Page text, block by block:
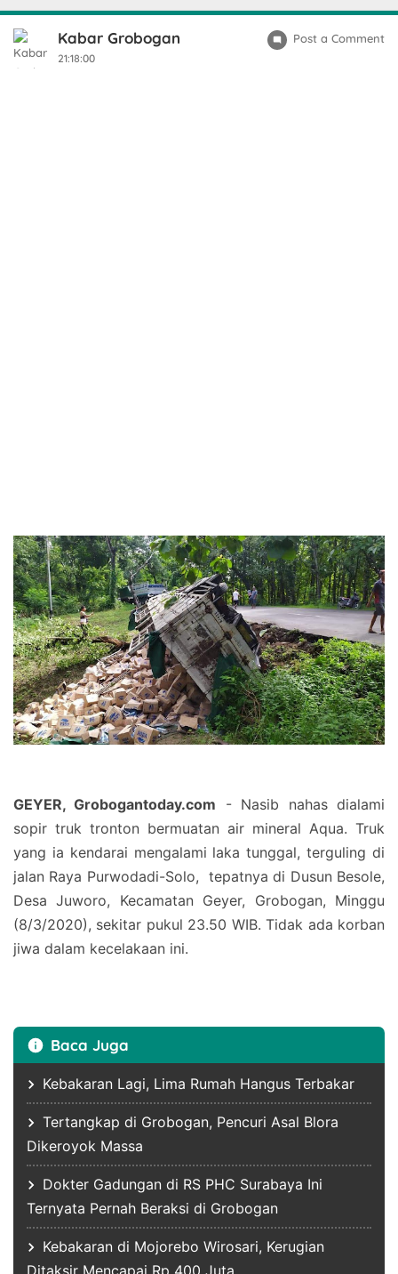
Kabar Grobogan
21:18:00
Post a Comment
GEYER, Grobogantoday.com - Nasib nahas dialami
sopir truk tronton bermuatan air mineral Aqua. Truk
yang ia kendarai mengalami laka tunggal, terguling di
jalan Raya Purwodadi-Solo, tepatnya di Dusun Besole,
Desa Juworo, Kecamatan Geyer, Grobogan, Minggu
(8/3/2020), sekitar pukul 23.50 WIB. Tidak ada korban
jiwa dalam kecelakaan ini.
Baca Juga
Kebakaran Lagi, Lima Rumah Hangus Terbakar
Tertangkap di Grobogan, Pencuri Asal Blora
Dikeroyok Massa
Dokter Gadungan di RS PHC Surabaya Ini
Ternyata Pernah Beraksi di Grobogan
Kebakaran di Mojorebo Wirosari, Kerugian